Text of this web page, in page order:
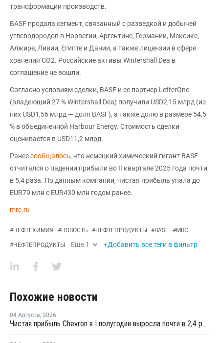
трансформации производств.
BASF продала сегмент, связанный с разведкой и добычей
углеводородов в Норвегии, Аргентине, Германии, Мексике,
Алжире, Ливии, Египте и Дании, а также лицензии в сфере
хранения CO2. Российские активы Wintershall Dea в
соглашение не вошли.
Согласно условиям сделки, BASF и ее партнер LetterOne
(владеющий 27 % Wintershall Dea) получили USD2,15 млрд (из
них USD1,56 млрд — доля BASF), а также долю в размере 54,5
% в объединенной Harbour Energy. Стоимость сделки
оценивается в USD11,2 млрд.
Ранеесообщалось, что немецкий химический гигант BASF
отчитался о падении прибыли во II квартале 2025 года почти
в 5,4 раза. По данным компании, чистая прибыль упала до
EUR79 млн с EUR430 млн годом ранее.
mrc.ru
#НЕФТЕХИМИЯ #НОВОСТЬ #НЕФТЕПРОДУКТЫ #BASF #MRC
#НЕФТЕПРОДУКТЫ Еще 1 +Добавить все теги в фильтр
Похожие новости
04 Августа, 2026
Чистая прибыль Chevron в I полугодии выросла почти в 2,4 раза